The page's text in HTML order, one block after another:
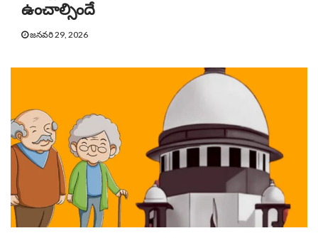
ఉంచాల్సిందే
జనవరి 29, 2026